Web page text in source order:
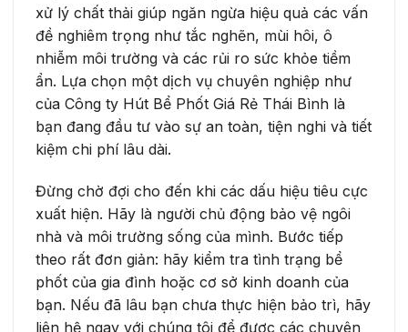
xử lý chất thải giúp ngăn ngừa hiệu quả các vấn
đề nghiêm trọng như tắc nghẽn, mùi hôi, ô
nhiễm môi trường và các rủi ro sức khỏe tiềm
ẩn. Lựa chọn một dịch vụ chuyên nghiệp như
của Công ty Hút Bể Phốt Giá Rẻ Thái Bình là
bạn đang đầu tư vào sự an toàn, tiện nghi và tiết
kiệm chi phí lâu dài.
Đừng chờ đợi cho đến khi các dấu hiệu tiêu cực
xuất hiện. Hãy là người chủ động bảo vệ ngôi
nhà và môi trường sống của mình. Bước tiếp
theo rất đơn giản: hãy kiểm tra tình trạng bể
phốt của gia đình hoặc cơ sở kinh doanh của
bạn. Nếu đã lâu bạn chưa thực hiện bảo trì, hãy
liên hệ ngay với chúng tôi để được các chuyên